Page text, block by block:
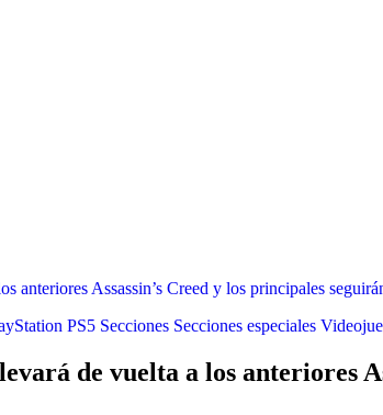
anteriores Assassin’s Creed y los principales
PS5 Secciones Secciones especiales
de vuelta a los anteriores